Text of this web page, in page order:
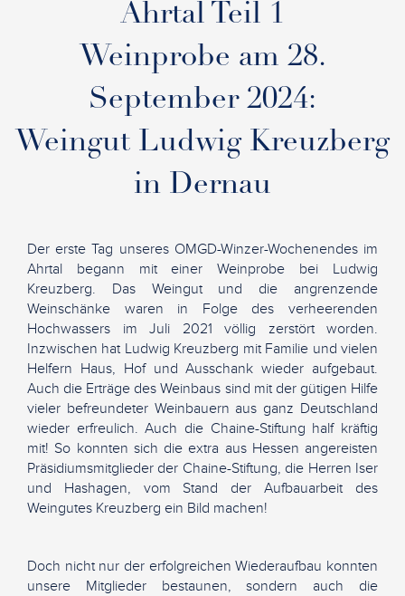
Ahrtal Teil 1
Weinprobe am 28.
September 2024:
Weingut Ludwig Kreuzberg
in Dernau
Der erste Tag unseres OMGD-Winzer-Wochenendes im
Ahrtal begann mit einer Weinprobe bei Ludwig
Kreuzberg. Das Weingut und die angrenzende
Weinschänke waren in Folge des verheerenden
Hochwassers im Juli 2021 völlig zerstört worden.
Inzwischen hat Ludwig Kreuzberg mit Familie und vielen
Helfern Haus, Hof und Ausschank wieder aufgebaut.
Auch die Erträge des Weinbaus sind mit der gütigen Hilfe
vieler befreundeter Weinbauern aus ganz Deutschland
wieder erfreulich. Auch die Chaine-Stiftung half kräftig
mit! So konnten sich die extra aus Hessen angereisten
Präsidiumsmitglieder der Chaine-Stiftung, die Herren Iser
und Hashagen, vom Stand der Aufbauarbeit des
Weingutes Kreuzberg ein Bild machen!
Doch nicht nur der erfolgreichen Wiederaufbau konnten
unsere Mitglieder bestaunen, sondern auch die